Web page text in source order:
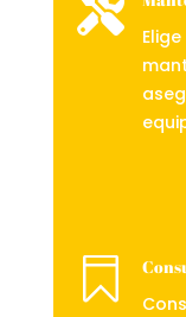

